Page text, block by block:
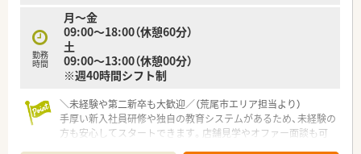
■独自の研修システムを活用し効率的かつ効果的なスキルアッ
プを支援しています。
その他、カフェテリア研修や社内学術大会などその方が目指す社
会人像に合わせた学ぶ環境が充実しています。
■将来は専門薬剤師として活躍される方、またはマネージャーと
が描けます。
また希望者は人事、教育、経営コンサル等に携わることも可能で
す。
勤務
時間
月～金
09:00～18:00（休憩60分）
土
09:00～13:00（休憩00分）
※週40時間シフト制
＼未経験や第二新卒も大歓迎／（荒尾市エリア担当より）
手厚い新入社員研修や独自の教育システムがあるため、未経験の
方も安心してスタートできます。店舗見学やオファー面談も可